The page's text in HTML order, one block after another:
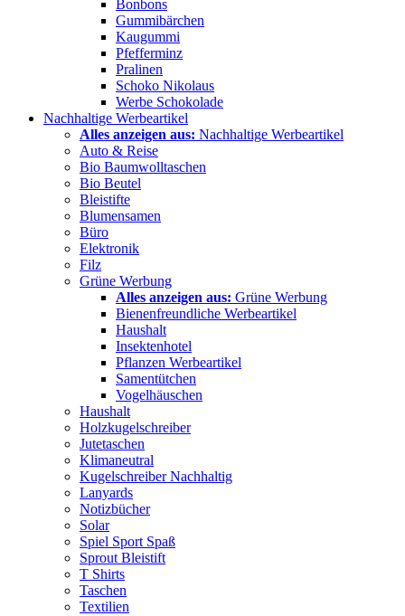
Bonbons
Gummibärchen
Kaugummi
Pfefferminz
Pralinen
Schoko Nikolaus
Werbe Schokolade
Nachhaltige Werbeartikel
Alles anzeigen aus: Nachhaltige Werbeartikel
Auto & Reise
Bio Baumwolltaschen
Bio Beutel
Bleistifte
Blumensamen
Büro
Elektronik
Filz
Grüne Werbung
Alles anzeigen aus: Grüne Werbung
Bienenfreundliche Werbeartikel
Haushalt
Insektenhotel
Pflanzen Werbeartikel
Samentütchen
Vogelhäuschen
Haushalt
Holzkugelschreiber
Jutetaschen
Klimaneutral
Kugelschreiber Nachhaltig
Lanyards
Notizbücher
Solar
Spiel Sport Spaß
Sprout Bleistift
T Shirts
Taschen
Textilien